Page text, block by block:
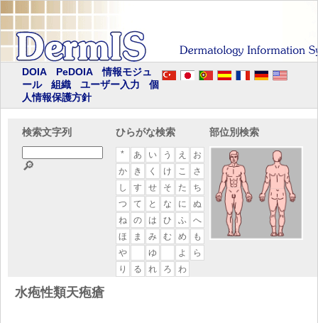
DOIA PeDOIA
情報モジュ
ール
組織 ユーザー入力
個
人情報保護方針
検索文字列
🔎
ひらがな検索
* あ い う え
お
か
き く け こ
さ
し
す せ そ た
ち
つ
て と な に
ぬ
ね
の は ひ ふ
へ
ほ
ま み む め
も
や
ゆ よ
ら
り
る れ ろ わ
部位別検索
水疱性類天疱瘡